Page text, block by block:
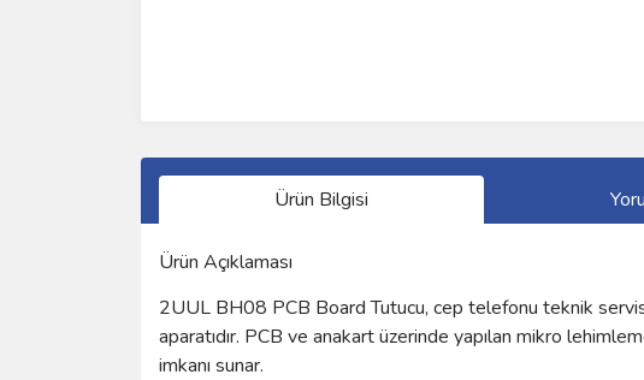
Ürün Bilgisi
Ürün Açıklaması
2UUL BH08 PCB Board Tutucu, cep telefonu teknik
aparatıdır. PCB ve anakart üzerinde yapılan mikro
imkanı sunar.